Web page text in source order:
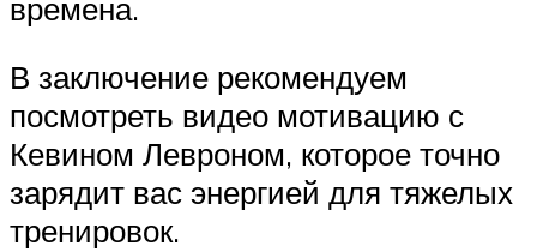
времена.
В заключение рекомендуем
посмотреть видео мотивацию с
Кевином Левроном, которое точно
зарядит вас энергией для тяжелых
тренировок.